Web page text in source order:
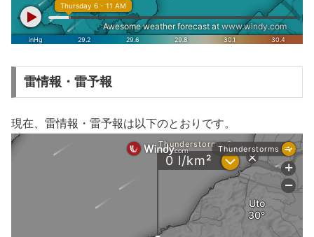
雷情報・雷予報
現在、雷情報・雷予報は以下のとおりです。